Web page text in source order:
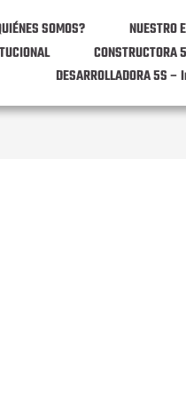
SOMOS? NUESTRO
CONSTRUCTORA
DESARROLLADORA 5S